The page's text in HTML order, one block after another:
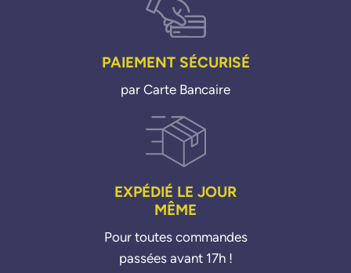
PAIEMENT SÉCURISÉ
par Carte Bancaire
EXPÉDIÉ LE JOUR
MÊME
Pour toutes commandes
passées avant 17h !